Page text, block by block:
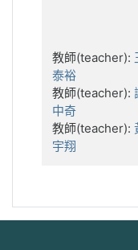
教師(teacher):
泰裕
教師(teacher):
中奇
教師(teacher):
宇翔